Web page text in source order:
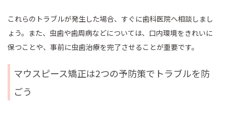
これらのトラブルが発生した場合、すぐに歯科医院へ相談しまし
ょう。また、虫歯や歯周病などについては、口内環境をきれいに
保つことや、事前に虫歯治療を完了させることが重要です。
マウスピース矯正は2つの予防策でトラブルを防
ごう